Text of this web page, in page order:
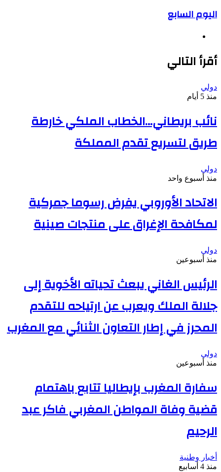
اليوم السابع
أقرأ التالي
دولي
منذ 5 أيام
نائب بريطاني…الخطاب الملكي خارطة
طريق لتسريع تقدم المملكة
دولي
منذ أسبوع واحد
الاتحاد الأوروبي يفرض رسوما جمركية
لمكافحة الإغراق على منتجات صينية
دولي
منذ أسبوعين
الرئيس الغاني يبعث تحياته الأخوية إلى
جلالة الملك ويعرب عن ارتياحه للتقدم
المحرز في إطار التعاون الثنائي مع المغرب
دولي
منذ أسبوعين
سفارة المغرب بإيطاليا تتابع باهتمام
قضية وفاة المواطن المغربي فاكر عبد
الرحيم
أخبار وطنية
منذ 4 أسابيع